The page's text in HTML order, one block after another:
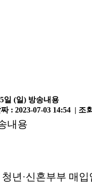
일 (일) 방송내용
: 2023-07-03 14:54 | 조
내용
년·신혼부부 매